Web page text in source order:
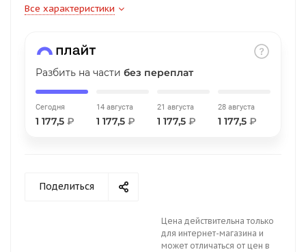
Все характеристики
Разбить на части без переплат
Сегодня
1 177,5 ₽
14 августа
1 177,5 ₽
21 августа
1 177,5 ₽
28 августа
1 177,5 ₽
Поделиться
Цена действительна только
для интернет-магазина и
может отличаться от цен в